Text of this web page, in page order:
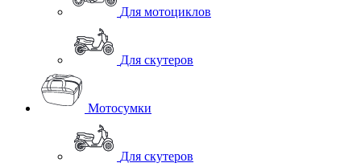
Для мотоциклов
Для скутеров
Мотосумки
Для скутеров